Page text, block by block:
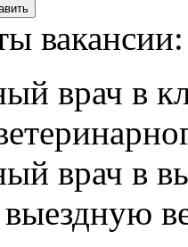
вакансии:
врач в
врач в